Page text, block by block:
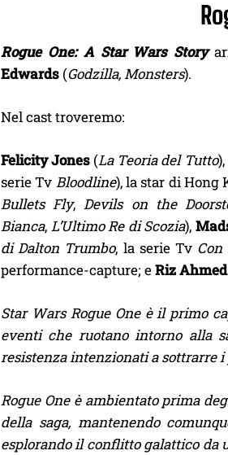
Rogue One: A Star Wars Story
Edwards (Godzilla, Monsters).
Nel cast troveremo:
Felicity Jones (La Teoria del Tutto),
serie Tv Bloodline), la star di Hong
Bullets Fly,Devils on the
Bianca, L’Ultimo Re di Scozia),
di Dalton Trumbo, la serie Tv
performance-capture; eRiz Ahmed
Star Wars Rogue One è il primo
eventi che ruotano intorno alla
resistenza intenzionati a sottrarre
Rogue One è ambientato prima
della saga, mantenendo
esplorando il conflitto galattico da